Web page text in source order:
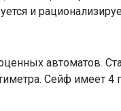
и
автоматов.
Сейф имеет